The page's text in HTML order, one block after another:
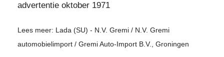
advertentie oktober 1971
Lees meer: Lada (SU) - N.V. Gremi / N.V. Gremi
automobielimport / Gremi Auto-Import B.V., Groningen